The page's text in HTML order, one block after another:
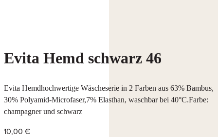
Evita Hemd schwarz 46
Evita Hemdhochwertige Wäscheserie in 2 Farben aus 63% Bambus,
30% Polyamid-Microfaser,7% Elasthan, waschbar bei 40°C.Farbe:
champagner und schwarz
10,00 €